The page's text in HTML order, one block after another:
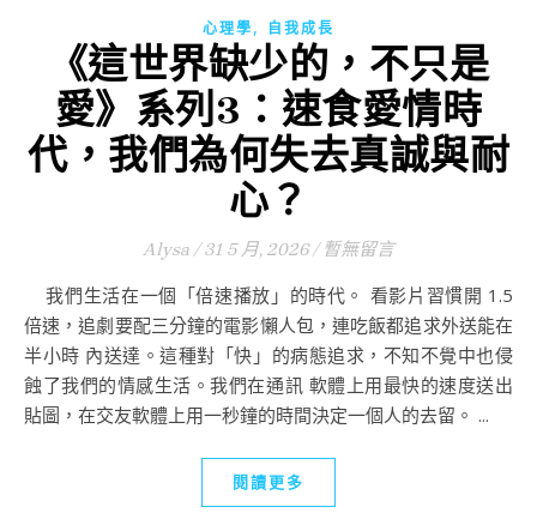
心理學, 自我成長
《這世界缺少的，不只是
愛》系列3：速食愛情時
代，我們為何失去真誠與耐
心？
Alysa / 31 5 月, 2026 / 暫無留言
我們生活在一個「倍速播放」的時代。 看影片習慣開 1.5
倍速，追劇要配三分鐘的電影懶人包，連吃飯都追求外送能在
半小時 內送達。這種對「快」的病態追求，不知不覺中也侵
蝕了我們的情感生活。我們在通訊 軟體上用最快的速度送出
貼圖，在交友軟體上用一秒鐘的時間決定一個人的去留。 ...
閱讀更多